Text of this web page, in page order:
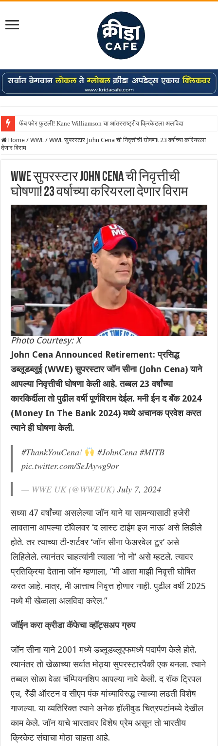
फॅब फोर फुटली! Kane Williamson चा आंतरराष्ट्रीय क्रिकेटला अलविदा
Home / WWE / WWE सुपरस्टार John Cena ची निवृत्तीची घोषणा! 23 वर्षाच्या करियरला
देणार विराम
WWE सुपरस्टार John Cena ची निवृत्तीची
घोषणा! 23 वर्षाच्या करियरला देणार विराम
Photo Courtesy: X
John Cena Announced Retirement: प्रसिद्ध
डब्लूडब्लूई (WWE) सुपरस्टार जॉन सीना (John Cena) याने
आपल्या निवृत्तीची घोषणा केली आहे. तब्बल 23 वर्षांच्या
कारकिर्दीला तो पुढील वर्षी पूर्णविराम देईल. मनी ईन द बॅंक 2024
(Money In The Bank 2024) मध्ये अचानक प्रवेश करत
त्याने ही घोषणा केली.
#ThankYouCena! #JohnCena #MITB
pic.twitter.com/SeJAywg9or
— WWE UK (@WWEUK)July 7, 2024
सध्या 47 वर्षांच्या असलेल्या जॉन याने या सामन्यासाठी हजेरी
लावताना आपल्या टॉवेलवर ‘द लास्ट टाईम इज नाऊ’ असे लिहीले
होते. तर त्याच्या टी-शर्टवर ‘जॉन सीना फेअरवेल टूर’ असे
लिहिलेले. त्यानंतर चाहत्यांनी त्याला ‘नो नो’ असे म्हटले. त्यावर
प्रतिक्रिया देताना जॉन म्हणाला, “मी आता माझी निवृत्ती घोषित
करत आहे. मात्र, मी आत्ताच निवृत्त होणार नाही. पुढील वर्षी 2025
मध्ये मी खेळाला अलविदा करेल.”
जॉईन करा क्रीडा कॅफेचा व्हॉट्सअप ग्रुप
जॉन सीना याने 2001 मध्ये डब्लूडब्लूएफमध्ये पदार्पण केले होते.
त्यानंतर तो खेळाच्या सर्वात मोठ्या सुपरस्टारपैकी एक बनला. त्याने
तब्बल सोळा वेळा चॅम्पियनशिप आपल्या नावे केली. द रॉक ट्रिपल
एच, रॅंडी ऑरटन व सीएम पंक यांच्याविरुद्ध त्याच्या लढती विशेष
गाजल्या. या व्यतिरिक्त त्याने अनेक हॉलीवुड चित्रपटांमध्ये देखील
काम केले. जॉन याचे भारतावर विशेष प्रेम असून तो भारतीय
क्रिकेट संघाचा मोठा चाहता आहे.